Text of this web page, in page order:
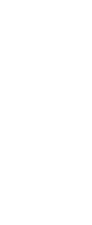
Luego de
cliente
sencilla y
efectiva:
de un
el estudio
mensaje